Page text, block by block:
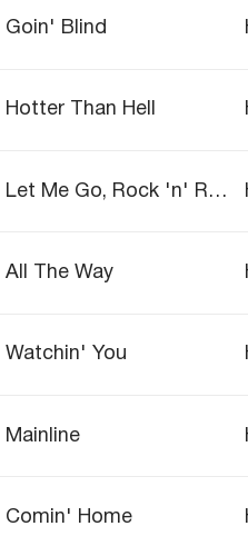
Goin' Blind
Hotter Than Hell
Let Me Go, Rock 'n' Roll
All The Way
Watchin' You
Mainline
Comin' Home